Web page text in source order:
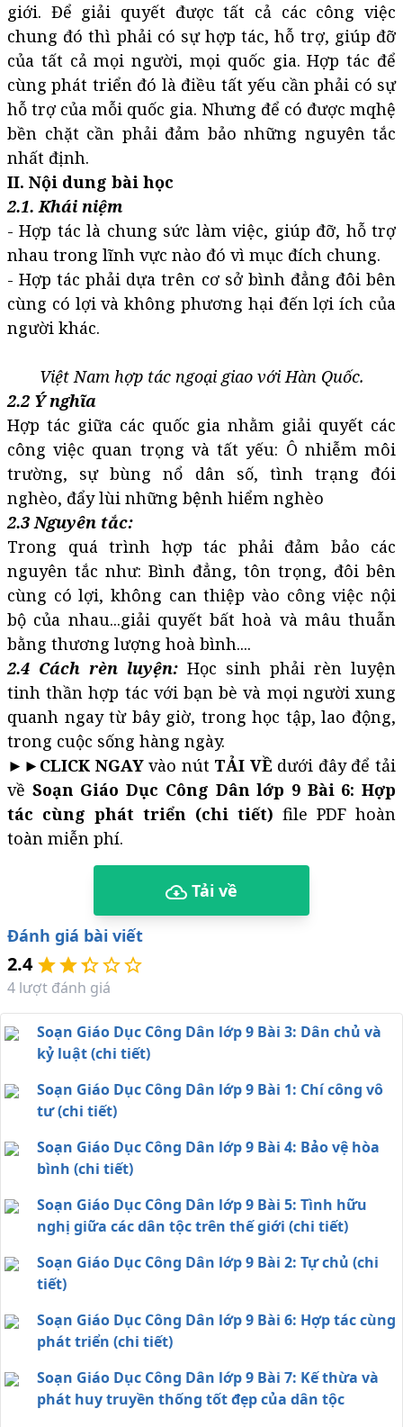
giới. Để giải quyết được tất cả các công việc
chung đó thì phải có sự hợp tác, hỗ trợ, giúp đỡ
của tất cả mọi người, mọi quốc gia. Hợp tác để
cùng phát triển đó là điều tất yếu cần phải có sự
hỗ trợ của mỗi quốc gia. Nhưng để có được mqhệ
bền chặt cần phải đảm bảo những nguyên tắc
nhất định.
II. Nội dung bài học
2.1. Khái niệm
- Hợp tác là chung sức làm việc, giúp đỡ, hỗ trợ
nhau trong lĩnh vực nào đó vì mục đích chung.
- Hợp tác phải dựa trên cơ sở bình đẳng đôi bên
cùng có lợi và không phương hại đến lợi ích của
người khác.
Việt Nam hợp tác ngoại giao với Hàn Quốc.
2.2 Ý nghĩa
Hợp tác giữa các quốc gia nhằm giải quyết các
công việc quan trọng và tất yếu: Ô nhiễm môi
trường, sự bùng nổ dân số, tình trạng đói
nghèo, đẩy lùi những bệnh hiểm nghèo
2.3 Nguyên tắc:
Trong quá trình hợp tác phải đảm bảo các
nguyên tắc như: Bình đẳng, tôn trọng, đôi bên
cùng có lợi, không can thiệp vào công việc nội
bộ của nhau...giải quyết bất hoà và mâu thuẫn
bằng thương lượng hoà bình....
2.4 Cách rèn luyện: Học sinh phải rèn luyện
tinh thần hợp tác với bạn bè và mọi người xung
quanh ngay từ bây giờ, trong học tập, lao động,
trong cuộc sống hàng ngày.
►► CLICK NGAYvào nút TẢI VỀdưới đây để tải
về Soạn Giáo Dục Công Dân lớp 9 Bài 6: Hợp
tác cùng phát triển (chi tiết) file PDF hoàn
toàn miễn phí.
Tải về
Đánh giá bài viết
2.4
4 lượt đánh giá
Soạn Giáo Dục Công Dân lớp 9 Bài 3: Dân chủ và
kỷ luật (chi tiết)
Soạn Giáo Dục Công Dân lớp 9 Bài 1: Chí công vô
tư (chi tiết)
Soạn Giáo Dục Công Dân lớp 9 Bài 4: Bảo vệ hòa
bình (chi tiết)
Soạn Giáo Dục Công Dân lớp 9 Bài 5: Tình hữu
nghị giữa các dân tộc trên thế giới (chi tiết)
Soạn Giáo Dục Công Dân lớp 9 Bài 2: Tự chủ (chi
tiết)
Soạn Giáo Dục Công Dân lớp 9 Bài 6: Hợp tác cùng
phát triển (chi tiết)
Soạn Giáo Dục Công Dân lớp 9 Bài 7: Kế thừa và
phát huy truyền thống tốt đẹp của dân tộc